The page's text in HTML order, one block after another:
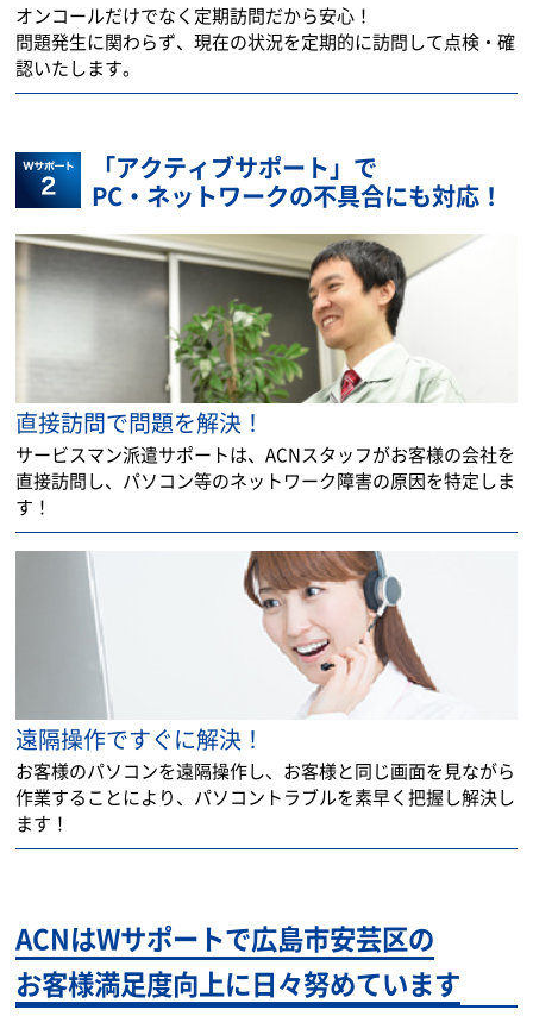
オンコールだけでなく定期訪問だから安心！
問題発生に関わらず、現在の状況を定期的に訪問して点検・確
認いたします。
「アクティブサポート」で
PC・ネットワークの不具合にも対応！
直接訪問で問題を解決！
サービスマン派遣サポートは、ACNスタッフがお客様の会社を
直接訪問し、パソコン等のネットワーク障害の原因を特定しま
す！
遠隔操作ですぐに解決！
お客様のパソコンを遠隔操作し、お客様と同じ画面を見ながら
作業することにより、パソコントラブルを素早く把握し解決し
ます！
ACNはWサポートで広島市安芸区の
お客様満足度向上に日々努めています